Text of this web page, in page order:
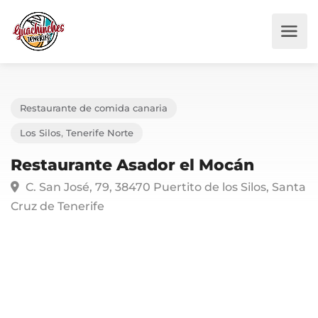
Restaurante Asador el Mocán
C. San José, 79, 38470 Puertito de los Silos,